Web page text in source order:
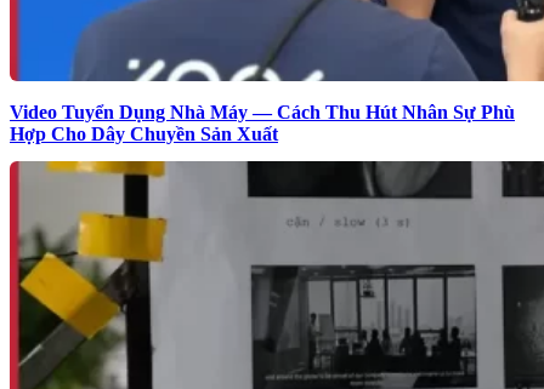
Video Tuyển Dụng Nhà Máy — Cách Thu Hút Nhân Sự Phù
Hợp Cho Dây Chuyền Sản Xuất